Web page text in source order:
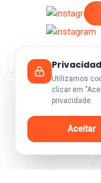
Utilizamos
clicar em
privacidade.
Aceitar